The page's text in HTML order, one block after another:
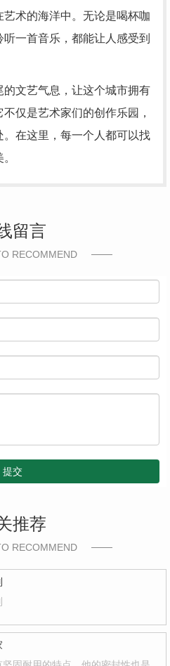
术的海洋中。无论是喝杯咖
一首音乐，都能让人感受到
文艺气息，让这个城市拥有
仅是艺术家们的创作乐园，
在这里，每一个人都可以找
留言
RECOMMEND
提交
推荐
RECOMMEND